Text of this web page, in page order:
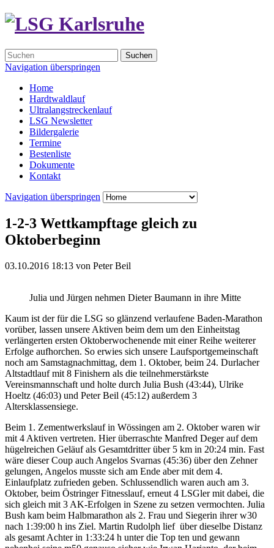
Suchen
Navigation überspringen
Home
Hardtwaldlauf
Ultralangstreckenlauf
LSG Newsletter
Bildergalerie
Termine
Bestenliste
Dokumente
Kontakt
Navigation überspringen
1-2-3 Wettkampftage gleich zu
Oktoberbeginn
03.10.2016 18:13 von Peter Beil
Julia und Jürgen nehmen Dieter Baumann in ihre Mitte
Kaum ist der für die LSG so glänzend verlaufene Baden-Marathon
vorüber, lassen unsere Aktiven beim dem um den Einheitstag
verlängerten ersten Oktoberwochenende mit einer Reihe weiterer
Erfolge aufhorchen. So erwies sich unsere Laufsportgemeinschaft
noch am Samstagnachmittag, dem 1. Oktober, beim 24. Durlacher
Altstadtlauf mit 8 Finishern als die teilnehmerstärkste
Vereinsmannschaft und holte durch Julia Bush (43:44), Ulrike
Hoeltz (46:03) und Peter Beil (45:12) außerdem 3
Altersklassensiege.
Beim 1. Zementwerkslauf in Wössingen am 2. Oktober waren wir
mit 4 Aktiven vertreten. Hier überraschte Manfred Deger auf dem
hügelreichen Geläuf als Gesamtdritter über 5 km in 20:24 min. Fast
wäre dieser Coup auch Angelos Svarnas (45:36) über den Zehner
gelungen, Angelos musste sich am Ende aber mit dem 4.
Einlaufplatz zufrieden geben. Schlussendlich waren auch am 3.
Oktober, beim Östringer Fitnesslauf, erneut 4 LSGler mit dabei, die
sich gleich mit 3 AK-Erfolgen in Szene zu setzen vermochten. Julia
Bush kam beim Halbmarathon als 2. Frau und Siegerin ihrer w30
nach 1:39:00 h ins Ziel. Martin Rudolph lief über dieselbe Distanz
als gesamt Achter in 1:33:24 h unter die Top ten und gewann